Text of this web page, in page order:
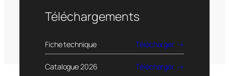
Téléchargements
Fiche technique Télécharger
Catalogue 2026 Télécharger